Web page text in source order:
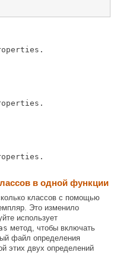
в одной функции
классов с помощью
Это изменило
использует
метод, чтобы включать
файл определения
этих двух определений